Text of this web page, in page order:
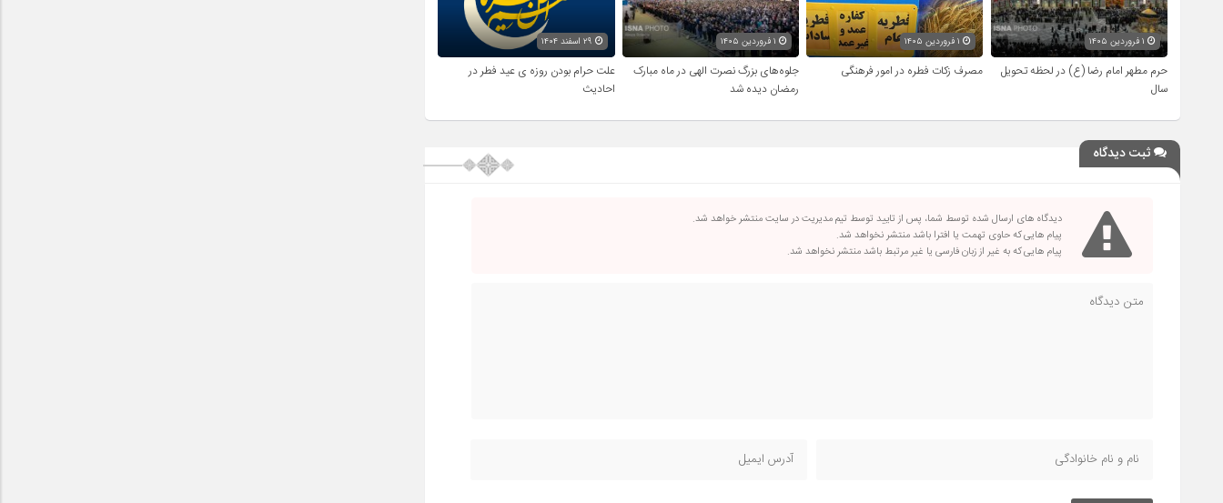
حرم مطهر امام رضا (ع) در لحظه تحویل
سال
۱ فروردین ۱۴۰۵
مصرف زکات فطره در امور فرهنگی
جلوه‌های بزرگ نصرت الهی در ماه مبارک
رمضان دیده شد
علت حرام بودن روزه ی عید فطر در
احادیث
ثبت دیدگاه
دیدگاه های ارسال شده توسط شما، پس از تایید توسط تیم مدیریت در سایت منتشر خواهد شد.
پیام هایی که حاوی تهمت یا افترا باشد منتشر نخواهد شد.
پیام هایی که به غیر از زبان فارسی یا غیر مرتبط باشد منتشر نخواهد شد.